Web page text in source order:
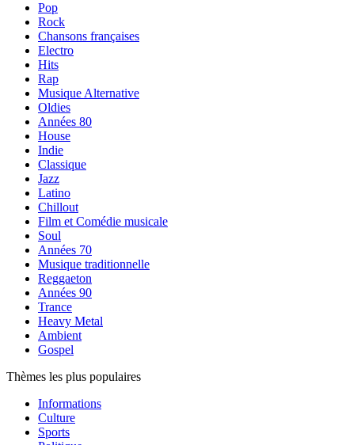
Pop
Rock
Chansons françaises
Electro
Hits
Rap
Musique Alternative
Oldies
Années 80
House
Indie
Classique
Jazz
Latino
Chillout
Film et Comédie musicale
Soul
Années 70
Musique traditionnelle
Reggaeton
Années 90
Trance
Heavy Metal
Ambient
Gospel
Thèmes les plus populaires
Informations
Culture
Sports